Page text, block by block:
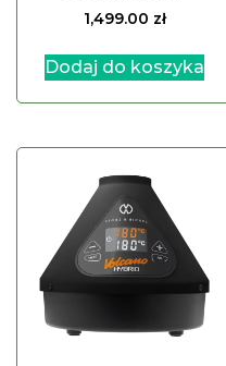
1,499.00 zł
Dodaj do koszyka